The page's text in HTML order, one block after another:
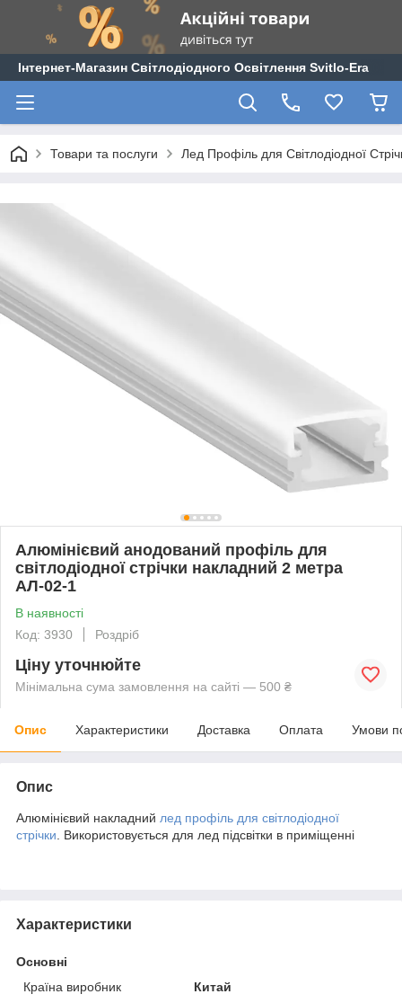
Інтернет-Магазин Світлодіодного Освітлення Svitlo-Era
Товари та послуги Лед Профіль для Світлодіодної
Алюмінієвий анодований профіль для
світлодіодної стрічки накладний 2 метра
АЛ-02-1
В наявності
Код: 3930
Роздріб
Ціну уточнюйте
Мінімальна сума замовлення на сайті — 500 ₴
Опис Характеристики Доставка Оплата Умови
Опис
Алюмінієвий накладний лед профіль для світлодіодної
стрічки . Використовується для лед підсвітки в приміщенні
Характеристики
Основні
Країна виробник
Китай